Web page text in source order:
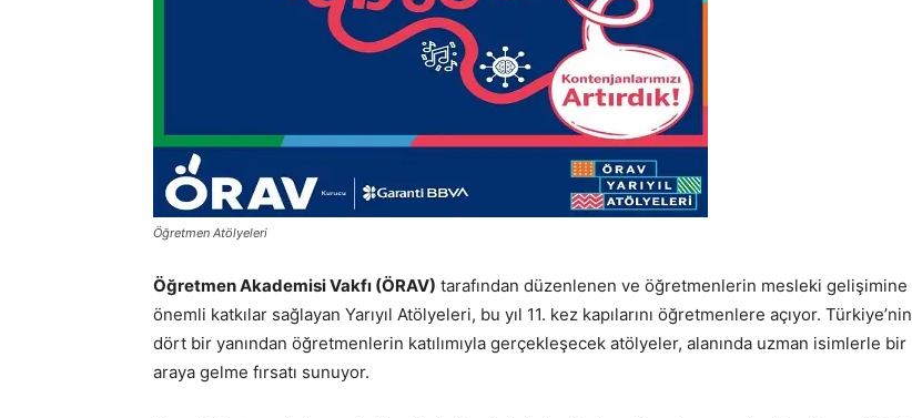
Öğretmen Atölyeleri
Öğretmen Akademisi Vakfı (ÖRAV) tarafından düzenlenen ve öğretmenlerin mesleki gelişimine
önemli katkılar sağlayan Yarıyıl Atölyeleri, bu yıl 11. kez kapılarını öğretmenlere açıyor. Türkiye’nin
dört bir yanından öğretmenlerin katılımıyla gerçekleşecek atölyeler, alanında uzman isimlerle bir
araya gelme fırsatı sunuyor.